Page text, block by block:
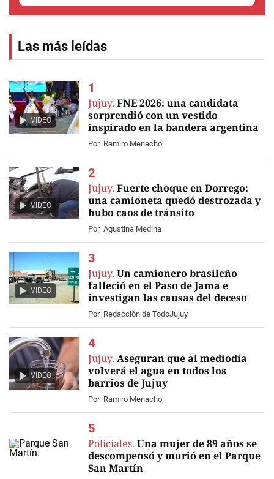
Las más leídas
VIDEO
Jujuy. FNE 2026: una candidata
sorprendió con un vestido
inspirado en la bandera argentina
Por Ramiro Menacho
VIDEO
Jujuy. Fuerte choque en Dorrego:
una camioneta quedó destrozada y
hubo caos de tránsito
Por Agustina Medina
VIDEO
Jujuy. Un camionero brasileño
falleció en el Paso de Jama e
investigan las causas del deceso
Por Redacción de TodoJujuy
VIDEO
Jujuy. Aseguran que al mediodía
volverá el agua en todos los
barrios de Jujuy
Por Ramiro Menacho
Policiales. Una mujer de 89 años se
descompensó y murió en el Parque
San Martín